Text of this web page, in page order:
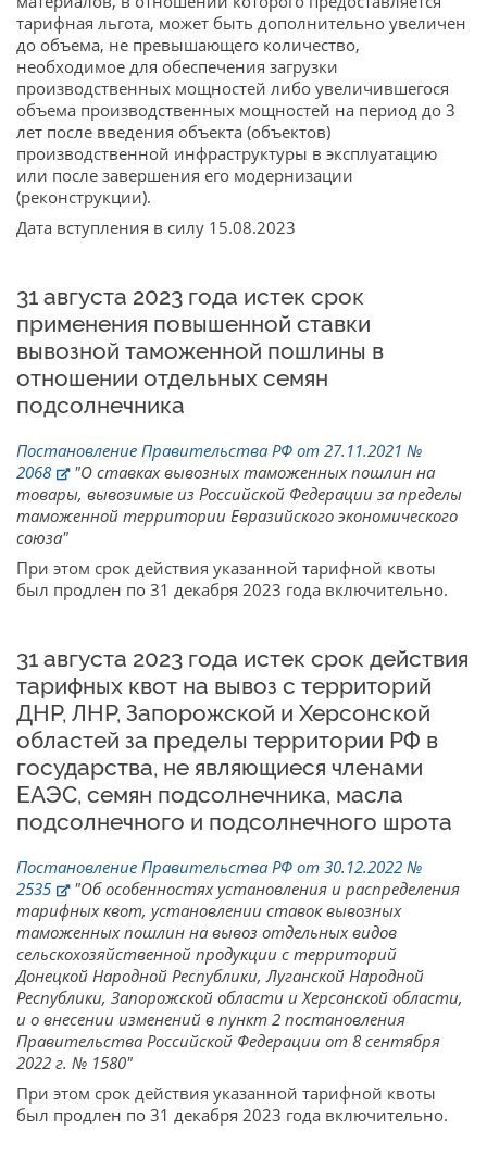
тарифная льгота, может быть дополнительно увеличен
до объема, не превышающего количество,
необходимое для обеспечения загрузки
производственных мощностей либо увеличившегося
объема производственных мощностей на период до 3
лет после введения объекта (объектов)
производственной инфраструктуры в эксплуатацию
или после завершения его модернизации
(реконструкции).
Дата вступления в силу 15.08.2023
31 августа 2023 года истек срок
применения повышенной ставки
вывозной таможенной пошлины в
отношении отдельных семян
подсолнечника
Постановление Правительства РФ от 27.11.2021 №
2068
"О ставках вывозных таможенных пошлин на
товары, вывозимые из Российской Федерации за пределы
таможенной территории Евразийского экономического
союза"
При этом срок действия указанной тарифной квоты
был продлен по 31 декабря 2023 года включительно.
31 августа 2023 года истек срок действия
тарифных квот на вывоз с территорий
ДНР, ЛНР, Запорожской и Херсонской
областей за пределы территории РФ в
государства, не являющиеся членами
ЕАЭС, семян подсолнечника, масла
подсолнечного и подсолнечного шрота
Постановление Правительства РФ от 30.12.2022 №
2535
"Об особенностях установления и распределения
тарифных квот, установлении ставок вывозных
таможенных пошлин на вывоз отдельных видов
сельскохозяйственной продукции с территорий
Донецкой Народной Республики, Луганской Народной
Республики, Запорожской области и Херсонской области,
и о внесении изменений в пункт 2 постановления
Правительства Российской Федерации от 8 сентября
2022 г. № 1580"
При этом срок действия указанной тарифной квоты
был продлен по 31 декабря 2023 года включительно.